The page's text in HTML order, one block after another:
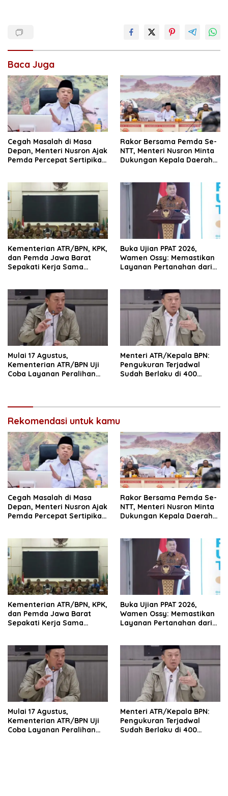
Baca Juga
Cegah Masalah di Masa
Depan, Menteri Nusron Ajak
Pemda Percepat Sertipikasi
Rakor Bersama Pemda Se-
NTT, Menteri Nusron Minta
Dukungan Kepala Daerah
Kementerian ATR/BPN, KPK,
dan Pemda Jawa Barat
Sepakati Kerja Sama
Ekonomi Daerah
Buka Ujian PPAT 2026,
Wamen Ossy: Memastikan
Layanan Pertanahan dari
Berintegritas
Mulai 17 Agustus,
Kementerian ATR/BPN Uji
Coba Layanan Peralihan
Menteri ATR/Kepala BPN:
Pengukuran Terjadwal
Sudah Berlaku di 400
Rekomendasi untuk kamu
Cegah Masalah di Masa
Depan, Menteri Nusron Ajak
Pemda Percepat Sertipikasi
Rakor Bersama Pemda Se-
NTT, Menteri Nusron Minta
Dukungan Kepala Daerah
Kementerian ATR/BPN, KPK,
dan Pemda Jawa Barat
Sepakati Kerja Sama
Ekonomi Daerah
Buka Ujian PPAT 2026,
Wamen Ossy: Memastikan
Layanan Pertanahan dari
Berintegritas
Mulai 17 Agustus,
Kementerian ATR/BPN Uji
Coba Layanan Peralihan
Menteri ATR/Kepala BPN:
Pengukuran Terjadwal
Sudah Berlaku di 400